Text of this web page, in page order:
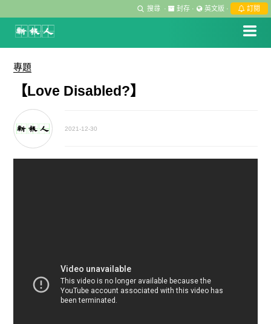
搜尋 · 封存 · 英文版 · 訂閱
專題
【Love Disabled?】
2021-12-30